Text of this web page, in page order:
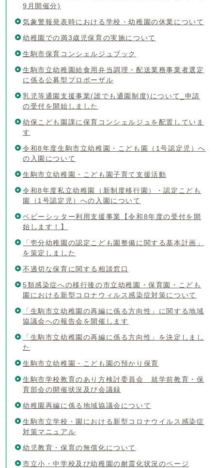
9月開催分)
気象警報発表時における学校・幼稚園の休業について
幼稚園での満3歳児保育の実施について
生駒市保育コンシェルジュブック
生駒市立幼稚園給食用弁当調理・配送業務事業者選定
に係る公募型プロポーザル
乳児等通園支援事業(誰でも通園制度)について_申請
の受付を開始しました
幼保こども園課に保育コンシェルジュを配置していま
す
令和8年度生駒市立幼稚園・こども園（1号認定児）へ
の入園について
生駒市立幼稚園・こども園子育て支援活動
令和8年度私立幼稚園（新制度移行園）・認定こども
園（1号認定児）への入園について
ベビーシッター利用支援事業【令和8年度の受付を開
始します！】
「壱分幼稚園の認定こども園整備に関する基本計画」
を策定しました
不適切な保育に関する相談窓口
5類感染症への移行後の市立幼稚園・保育園・こども
園における新型コロナウィルス感染症対策について
「生駒市立幼稚園の再編に係る方向性」に関する地域
協議会への報告会を開催します
「生駒市立幼稚園の再編に係る方向性」を決定しまし
た
生駒市立幼稚園・こども園の預かり保育
生駒市学校教育のあり方検討委員会 就学前教育・保
育部会の開催状況及び会議録
幼稚園再編に係る地域協議会について
生駒市立学校・園における新型コロナウイルス感染症
対策マニュアル
幼児教育・保育の無償化について
市立小・中学校及び幼稚園の耐震化状況のページ